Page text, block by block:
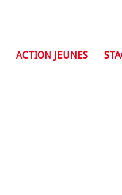
ACTION JEUNES